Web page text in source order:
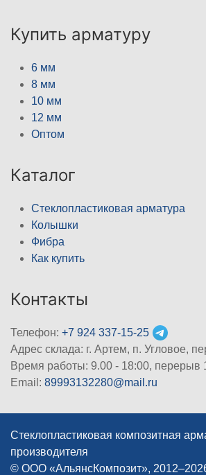
Купить арматуру
6 мм
8 мм
10 мм
12 мм
Оптом
Каталог
Стеклопластиковая арматура
Колышки
Фибра
Как купить
Контакты
Телефон: +7 924 337-15-25
Адрес склада: г. Артем, п. Угловое,
Время работы: 9.00 - 18:00, перерыв
Email: 89993132280@mail.ru
Стеклопластиковая композитная
производителя
© ООО «АльянсКомпозит»,